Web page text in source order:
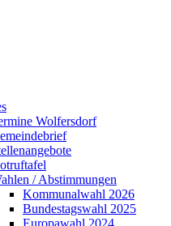
Wolfersdorf
/ Abstimmungen
Kommunalwahl 2026
Bundestagswahl 2025
Europawahl 2024